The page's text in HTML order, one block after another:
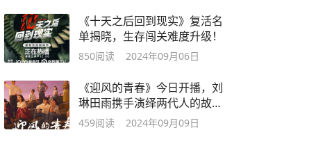
《十天之后回到现实》复活名
单揭晓，生存闯关难度升级！
850阅读 2024年09月06日
《迎风的青春》今日开播，刘
琳田雨携手演绎两代人的故
事！
459阅读 2024年09月09日